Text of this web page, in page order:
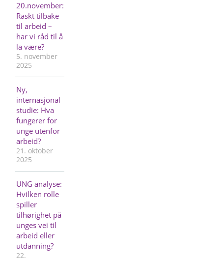
20.november:
Raskt tilbake
til arbeid –
har vi råd til å
la være?
5. november
2025
Ny,
internasjonal
studie: Hva
fungerer for
unge utenfor
arbeid?
21. oktober
2025
UNG analyse:
Hvilken rolle
spiller
tilhørighet på
unges vei til
arbeid eller
utdanning?
22.